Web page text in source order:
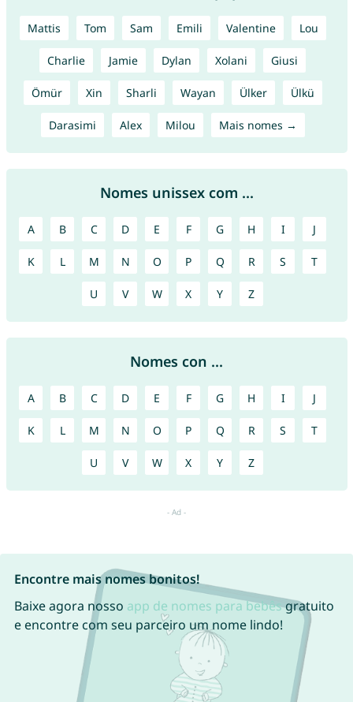
Mattis Tom Sam Emili Valentine Lou
Charlie Jamie Dylan Xolani Giusi
Ömür Xin Sharli Wayan Ülker Ülkü
Darasimi Alex Milou Mais nomes →
Nomes unissex com ...
A B C D E F G H I J
K L M N O P Q R S T
U V W X Y Z
Nomes con ...
A B C D E F G H I J
K L M N O P Q R S T
U V W X Y Z
Encontre mais nomes bonitos!
Baixe agora nosso app de nomes para bebêsgratuito
e encontre com seu parceiro um nome lindo!